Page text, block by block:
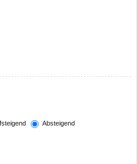
Absteigend